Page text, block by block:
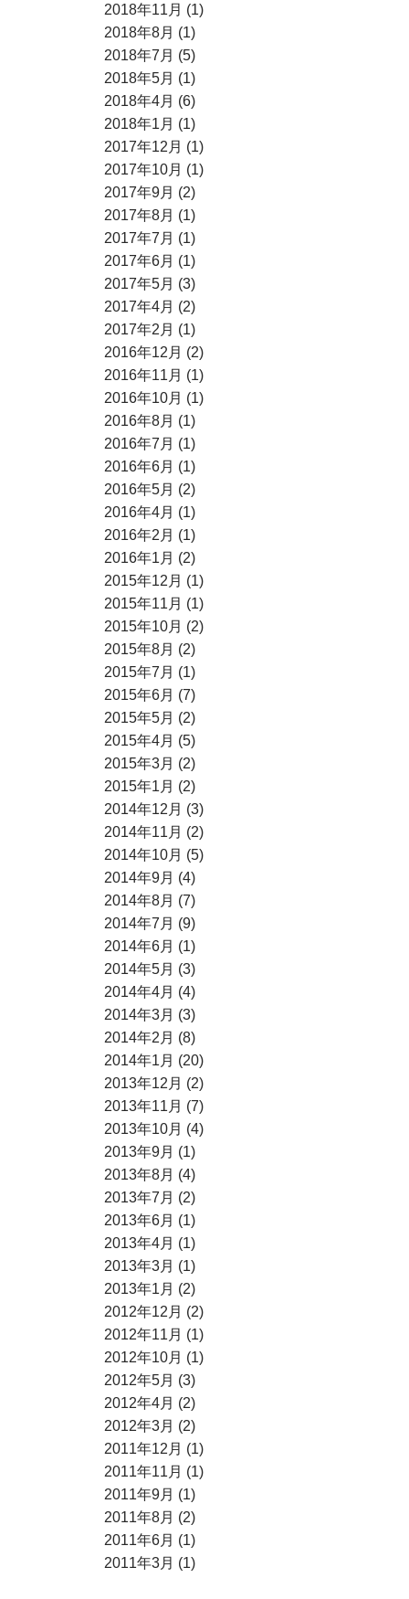
2018年11月 (1)
2018年8月 (1)
2018年7月 (5)
2018年5月 (1)
2018年4月 (6)
2018年1月 (1)
2017年12月 (1)
2017年10月 (1)
2017年9月 (2)
2017年8月 (1)
2017年7月 (1)
2017年6月 (1)
2017年5月 (3)
2017年4月 (2)
2017年2月 (1)
2016年12月 (2)
2016年11月 (1)
2016年10月 (1)
2016年8月 (1)
2016年7月 (1)
2016年6月 (1)
2016年5月 (2)
2016年4月 (1)
2016年2月 (1)
2016年1月 (2)
2015年12月 (1)
2015年11月 (1)
2015年10月 (2)
2015年8月 (2)
2015年7月 (1)
2015年6月 (7)
2015年5月 (2)
2015年4月 (5)
2015年3月 (2)
2015年1月 (2)
2014年12月 (3)
2014年11月 (2)
2014年10月 (5)
2014年9月 (4)
2014年8月 (7)
2014年7月 (9)
2014年6月 (1)
2014年5月 (3)
2014年4月 (4)
2014年3月 (3)
2014年2月 (8)
2014年1月 (20)
2013年12月 (2)
2013年11月 (7)
2013年10月 (4)
2013年9月 (1)
2013年8月 (4)
2013年7月 (2)
2013年6月 (1)
2013年4月 (1)
2013年3月 (1)
2013年1月 (2)
2012年12月 (2)
2012年11月 (1)
2012年10月 (1)
2012年5月 (3)
2012年4月 (2)
2012年3月 (2)
2011年12月 (1)
2011年11月 (1)
2011年9月 (1)
2011年8月 (2)
2011年6月 (1)
2011年3月 (1)